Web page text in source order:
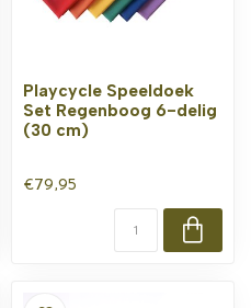
Playcycle Speeldoek
Set Regenboog 6-delig
(30 cm)
€79,95